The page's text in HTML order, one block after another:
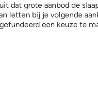
dat grote aanbod de
letten bij je volgende
een keuze te